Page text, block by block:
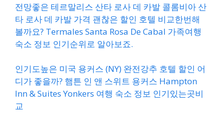
전망좋은 테르말리스 산타 로사 데 카발 콜롬비아 산
타 로사 데 카발 가격 괜찮은 할인 호텔 비교한번해
볼까요? Termales Santa Rosa De Cabal 가족여행
숙소 정보 인기순위로 알아보죠.
인기도높은 미국 용커스 (NY) 완전강추 호텔 할인 어
디가 좋을까? 햄튼 인 앤 스위트 용커스 Hampton
Inn & Suites Yonkers 여행 숙소 정보 인기있는곳비
교